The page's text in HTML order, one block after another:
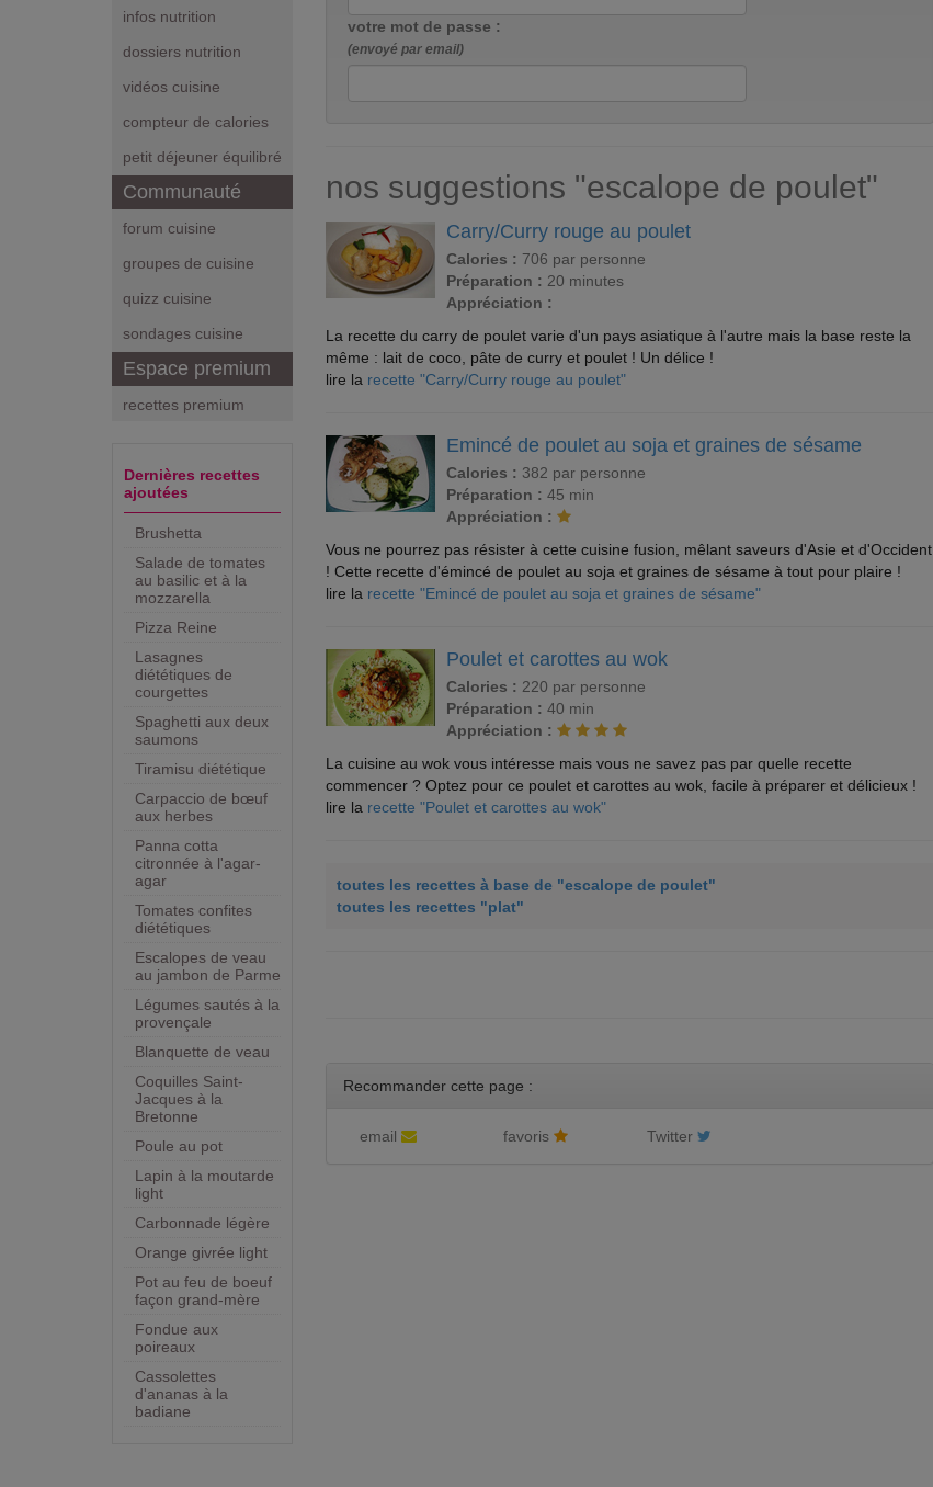
infos nutrition
dossiers nutrition
vidéos cuisine
compteur de calories
petit déjeuner équilibré
Communauté
forum cuisine
groupes de cuisine
quizz cuisine
sondages cuisine
Espace premium
recettes premium
Dernières recettes
ajoutées
Brushetta
Salade de tomates
au basilic et à la
mozzarella
Pizza Reine
Lasagnes
diététiques de
courgettes
Spaghetti aux deux
saumons
Tiramisu diététique
Carpaccio de bœuf
aux herbes
Panna cotta
citronnée à l'agar-
agar
Tomates confites
diététiques
Escalopes de veau
au jambon de Parme
Légumes sautés à la
provençale
Blanquette de veau
Coquilles Saint-
Jacques à la
Bretonne
Poule au pot
Lapin à la moutarde
light
Carbonnade légère
Orange givrée light
Pot au feu de boeuf
façon grand-mère
Fondue aux
poireaux
Cassolettes
d'ananas à la
badiane
votre mot de passe :
(envoyé par email)
nos suggestions "escalope de poulet"
Carry/Curry rouge au poulet
Calories : 706 par personne
Préparation : 20 minutes
Appréciation :
La recette du carry de poulet varie d'un pays asiatique à l'autre mais la base reste la
même : lait de coco, pâte de curry et poulet ! Un délice !
lire la recette "Carry/Curry rouge au poulet"
Emincé de poulet au soja et graines de sésame
Calories : 382 par personne
Préparation : 45 min
Appréciation :
Vous ne pourrez pas résister à cette cuisine fusion, mêlant saveurs d'Asie et d'Occident
! Cette recette d'émincé de poulet au soja et graines de sésame à tout pour plaire !
lire la recette "Emincé de poulet au soja et graines de sésame"
Poulet et carottes au wok
Calories : 220 par personne
Préparation : 40 min
Appréciation :
La cuisine au wok vous intéresse mais vous ne savez pas par quelle recette
commencer ? Optez pour ce poulet et carottes au wok, facile à préparer et délicieux !
lire la recette "Poulet et carottes au wok"
toutes les recettes à base de "escalope de poulet"
toutes les recettes "plat"
Recommander cette page :
email favoris Twitter